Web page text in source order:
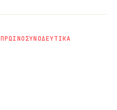
ΠΡΩΙΝΟΣΥΝΟΔΕΥΤΙΚΑ